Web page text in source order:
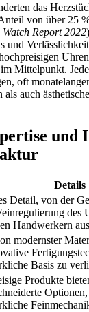
das
von über 25
Watch Report 2022
Mittelpunkt.
oft
auch
und
Details
Detail, von der
des
Handwerkern
modernster
Basis zu
Produkte